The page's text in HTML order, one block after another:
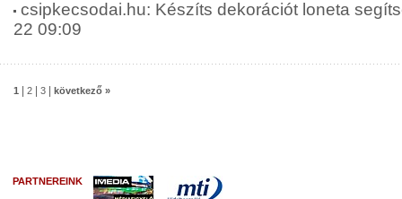
csipkecsodai.hu: Készíts dekorációt loneta
22 09:09
1 2 3 következő »
PARTNEREINK